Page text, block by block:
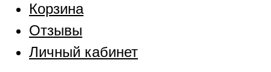
Корзина
Отзывы
Личный кабинет